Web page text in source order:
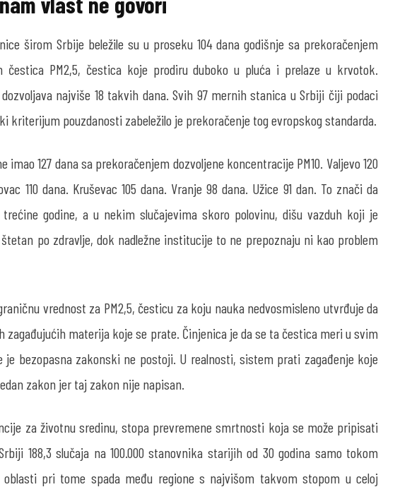
širom Srbije beležile su u proseku 104 dana godišnje sa prekoračenjem
čestica PM2,5, čestica koje prodiru duboko u pluća i prelaze u krvotok.
najviše 18 takvih dana. Svih 97 mernih stanica u Srbiji čiji podaci
kriterijum pouzdanosti zabeležilo je prekoračenje tog evropskog standarda.
imao 127 dana sa prekoračenjem dozvoljene koncentracije PM10 . Valjevo 120
110 dana. Kruševac 105 dana. Vranje 98 dana. Užice 91 dan. To znači da
godine, a u nekim slučajevima skoro polovinu, dišu vazduh koji je
po zdravlje, dok nadležne institucije to ne prepoznaju ni kao problem
vrednost za PM2,5, česticu za koju nauka nedvosmisleno utvrđuje da
zagađujućih materija koje se prate. Činjenica je da se ta čestica meri u svim
je bezopasna zakonski ne postoji. U realnosti, sistem prati zagađenje koje
zakon jer taj zakon nije napisan.
za životnu sredinu, stopa prevremene smrtnosti koja se može pripisati
188,3 slučaja na 100.000 stanovnika starijih od 30 godina samo tokom
oblasti pri tome spada među regione s najvišom takvom stopom u celoj